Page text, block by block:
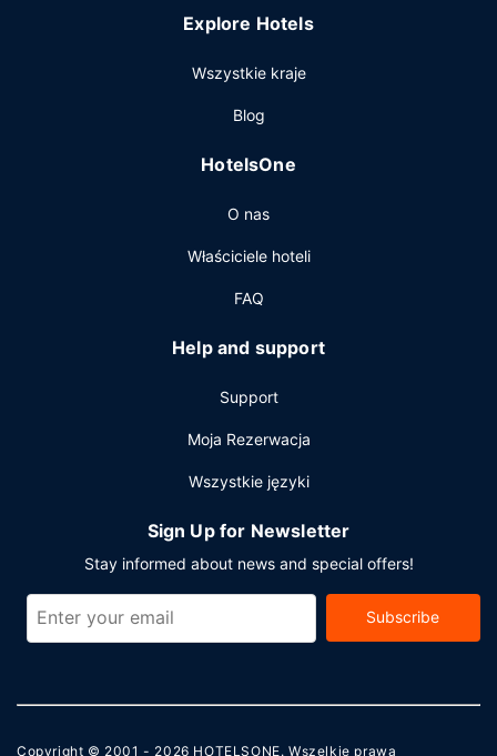
znajduje się świetnie wyposażony bar/salon klubowy.
Śniadanie na wynos jest podawane codziennie od 7 do 11
Udogodnienia biznesowe to recepcja całodobowa,
miejscu to bezpłatne parkowanie samodzielne.
Explore Hotels
Wszystkie kraje
Blog
HotelsOne
O nas
Właściciele hoteli
FAQ
Help and support
Support
Moja Rezerwacja
Wszystkie języki
Sign Up for Newsletter
Stay informed about news and special offers!
Subscribe
Copyright © 2001 - 2026 HOTELSONE. Wszelkie prawa